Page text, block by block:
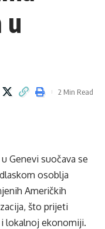
u
2 Min Read
Genevi suočava se
osoblja
Američkih
što prijeti
lokalnoj ekonomiji.